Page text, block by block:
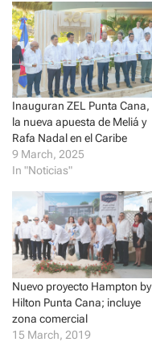
a
n
T
w
i
t
t
e
r
(
O
p
e
n
i
n
n
e
w
w
i
n
d
o
w
a
r
e
o
n
F
a
c
e
b
o
o
k
(
O
s
i
n
n
e
w
w
i
n
d
o
w
)
Inauguran ZEL Punta Cana,
la nueva apuesta de Meliá y
Rafa Nadal en el Caribe
9 March, 2025
In "Noticias"
Nuevo proyecto Hampton by
Hilton Punta Cana; incluye
zona comercial
15 March, 2019